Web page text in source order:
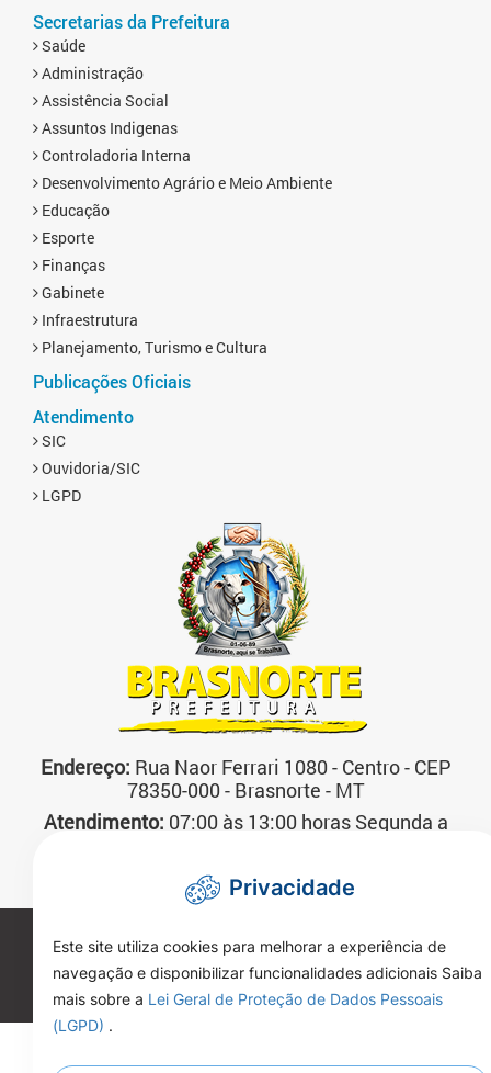
Secretarias da Prefeitura
Saúde
Administração
Assistência Social
Assuntos Indigenas
Controladoria Interna
Desenvolvimento Agrário e Meio Ambiente
Educação
Esporte
Finanças
Gabinete
Infraestrutura
Planejamento, Turismo e Cultura
Publicações Oficiais
Atendimento
SIC
Ouvidoria/SIC
LGPD
Endereço: Rua Naor Ferrari 1080 - Centro - CEP
78350-000 - Brasnorte - MT
Atendimento: 07:00 às 13:00 horas Segunda a
Telefone: (66)3592-3200
Copyright 2026. Todos os direitos reservados.
Privacidade
Este site utiliza cookies para melhorar a experiência de
navegação e disponibilizar funcionalidades adicionais Saiba
mais sobre a Lei Geral de Proteção de Dados Pessoais
(LGPD) .